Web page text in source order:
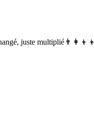
juste multiplié👨‍👩‍👦‍👦